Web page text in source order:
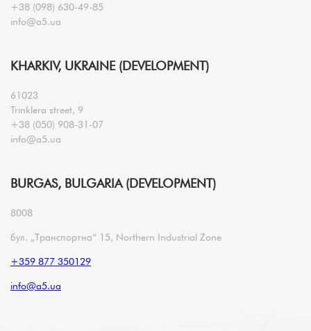
+38 (098) 630-49-85
info@a5.ua
KHARKIV, UKRAINE (DEVELOPMENT)
61023
Trinklera street, 9
+38 (050) 908-31-07
info@a5.ua
BURGAS, BULGARIA (DEVELOPMENT)
8008
бул. „Транспортна“ 15, Northern Industrial Zone
+359 877 350129
info@a5.ua